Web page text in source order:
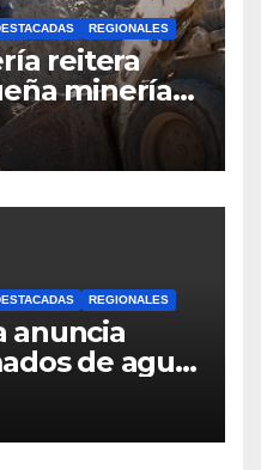
REGIONALES
reitera
minería
PAMMA
2026
REGIONALES
anuncia
de agua
y